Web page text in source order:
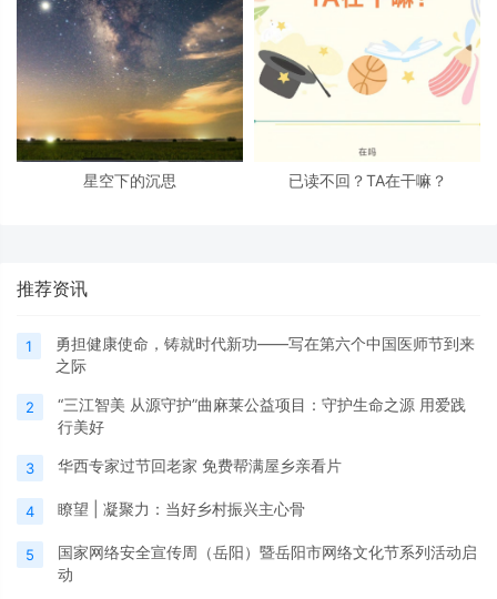
星空下的沉思 已读不回？TA在干嘛？
推荐资讯
1
勇担健康使命，铸就时代新功——写在第六个中国医师节到来
之际
2
“三江智美 从源守护”曲麻莱公益项目：守护生命之源 用爱践
行美好
3 华西专家过节回老家 免费帮满屋乡亲看片
4 瞭望 | 凝聚力：当好乡村振兴主心骨
5
国家网络安全宣传周（岳阳）暨岳阳市网络文化节系列活动启
动